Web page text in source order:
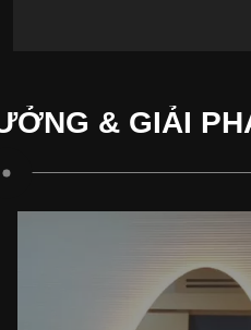
& GIẢI